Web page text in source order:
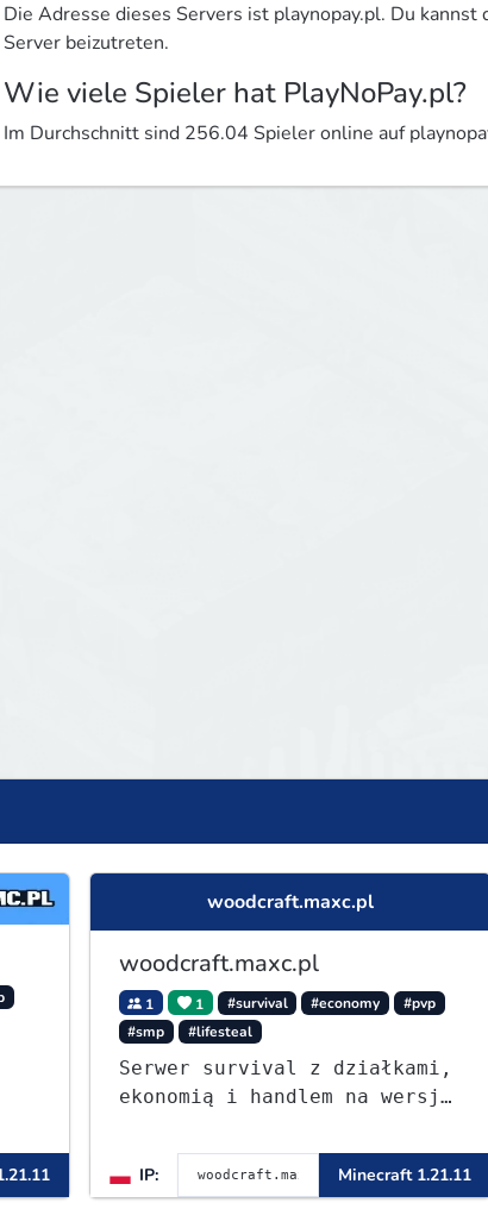
Die Adresse dieses Servers ist playnopay.pl. Du
Server beizutreten.
Wie viele Spieler hat PlayNoPay.pl?
Im Durchschnitt sind 256.04 Spieler online auf
woodcraft.maxc.pl
woodcraft.maxc.pl
1 1 #survival #economy
#pvp
#smp
#lifesteal
Serwer survival z działkami,
ekonomią i handlem na wersję
IP: Minecraft 1.21.11